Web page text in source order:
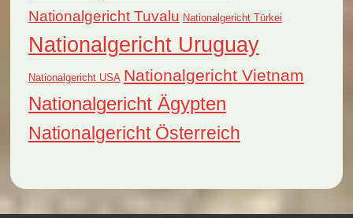
Nationalgericht Tuvalu Nationalgericht Türkei
Nationalgericht Uruguay
Nationalgericht USA Nationalgericht Vietnam
Nationalgericht Ägypten
Nationalgericht Österreich